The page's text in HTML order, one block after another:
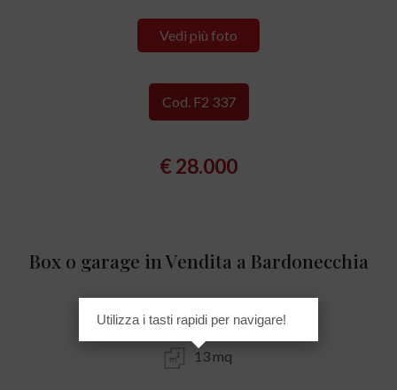
Vedi più foto
Cod. F2 337
€ 28.000
Box o garage in Vendita a Bardonecchia
13 mq
Utilizza i tasti rapidi per navigare!